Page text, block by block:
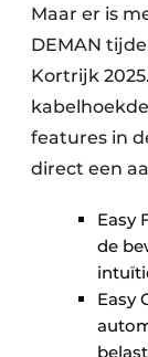
Maar er is
DEMAN
Kortrijk
features in
direct een
Easy
de
Easy